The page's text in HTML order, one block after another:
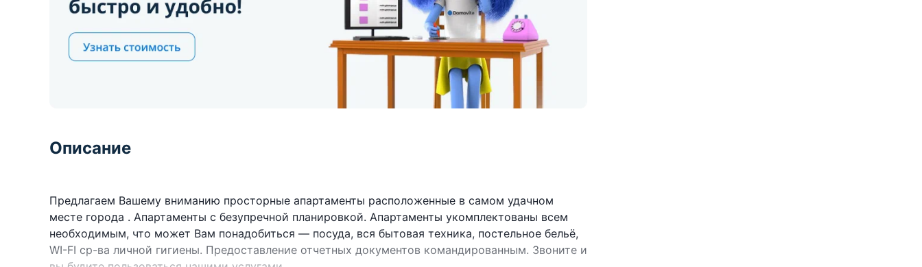
Описание
Предлагаем Вашему вниманию просторные апартаменты расположенные в самом удачном
месте города . Апартаменты с безупречной планировкой. Апартаменты укомплектованы всем
необходимым, что может Вам понадобиться — посуда, вся бытовая техника, постельное бельё,
WI-FI ср-ва личной гигиены. Предоставление отчетных документов командированным. Звоните и